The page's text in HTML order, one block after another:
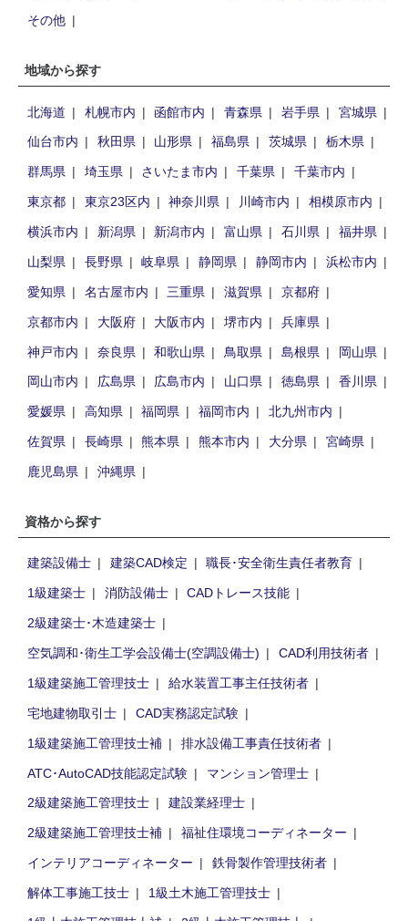
その他
地域から探す
北海道 札幌市内 函館市内 青森県 岩手県
宮城県
仙台市内
秋田県 山形県 福島県 茨城県
栃木県
群馬県
埼玉県 さいたま市内 千葉県
千葉市内
東京都
東京23区内 神奈川県 川崎市内
相模原市内
横浜市内
新潟県 新潟市内 富山県 石川県
福井県
山梨県
長野県 岐阜県 静岡県 静岡市内
浜松市内
愛知県
名古屋市内 三重県 滋賀県
京都府
京都市内
大阪府 大阪市内 堺市内
兵庫県
神戸市内
奈良県 和歌山県 鳥取県 島根県
岡山県
岡山市内
広島県 広島市内 山口県 徳島県
香川県
愛媛県
高知県 福岡県 福岡市内
北九州市内
佐賀県
長崎県 熊本県 熊本市内 大分県
宮崎県
鹿児島県
沖縄県
資格から探す
建築設備士 建築CAD検定
職長･安全衛生責任者教育
1級建築士
消防設備士
CADトレース技能
2級建築士･木造建築士
空気調和･衛生工学会設備士(空調設備士)
CAD利用技術者
1級建築施工管理技士
給水装置工事主任技術者
宅地建物取引士
CAD実務認定試験
1級建築施工管理技士補
排水設備工事責任技術者
ATC･AutoCAD技能認定試験
マンション管理士
2級建築施工管理技士
建設業経理士
2級建築施工管理技士補
福祉住環境コーディネーター
インテリアコーディネーター
鉄骨製作管理技術者
解体工事施工技士
1級土木施工管理技士